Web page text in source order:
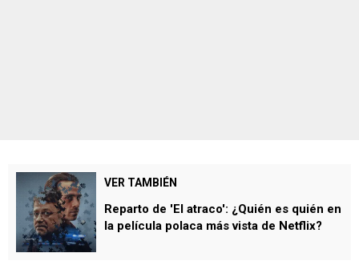
VER TAMBIÉN
Reparto de 'El atraco': ¿Quién es quién en
la película polaca más vista de Netflix?